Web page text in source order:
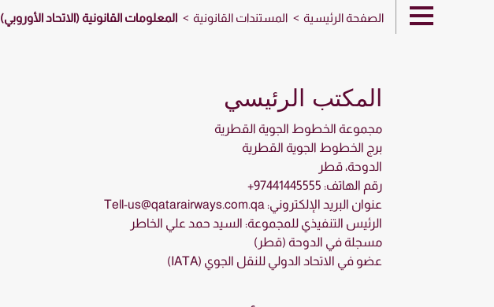
الصفحة الرئيسية المستندات القانونية المعلومات القانونية (الاتحاد الأوروبي)
المكتب الرئيسي
مجموعة الخطوط الجوية القطرية
برج الخطوط الجوية القطرية
الدوحة، قطر
رقم الهاتف: 97441445555+
عنوان البريد الإلكتروني: Tell-us@qatarairways.com.qa
الرئيس التنفيذي للمجموعة: السيد حمد علي الخاطر
مسجلة في الدوحة (قطر)
عضو في الاتحاد الدولي للنقل الجوي (IATA)